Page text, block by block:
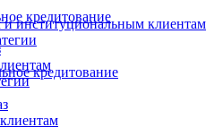
кредитование
институциональным клиентам
кредитование